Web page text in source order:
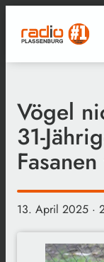
Vögel
31-
13. April 2025 ·